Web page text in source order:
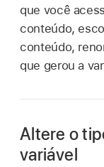
que você
conteúdo,
conteúdo,
que gerou a
Altere o
variável